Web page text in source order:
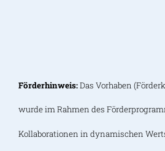
Förderhinweis:Das Vorhaben
wurde im Rahmen des
Kollaborationen in dynamischen